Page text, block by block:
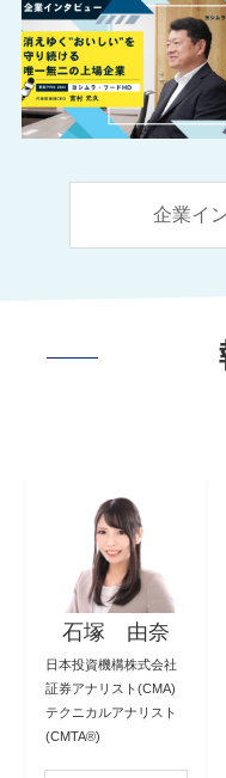
企業イ
石塚 由奈
日本投資機構株式会社
証券アナリスト(CMA)
テクニカルアナリスト
(CMTA®)